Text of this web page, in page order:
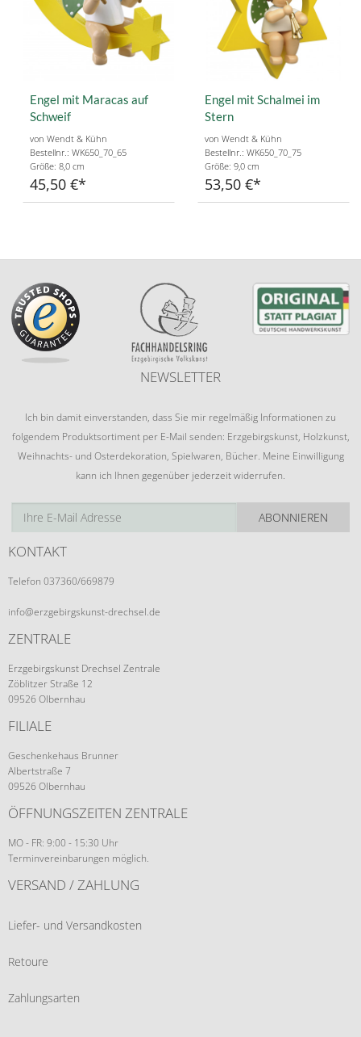
Engel mit Maracas auf
Schweif
von Wendt & Kühn
Bestellnr.: WK650_70_65
Größe: 8,0 cm
45,50 €
Engel mit Schalmei im
Stern
von Wendt & Kühn
Bestellnr.: WK650_70_75
Größe: 9,0 cm
53,50 €
NEWSLETTER
Ich bin damit einverstanden, dass Sie mir regelmäßig Informationen zu
folgendem Produktsortiment per E-Mail senden: Erzgebirgskunst, Holzkunst,
Weihnachts- und Osterdekoration, Spielwaren, Bücher. Meine Einwilligung
kann ich Ihnen gegenüber jederzeit widerrufen.
ABONNIEREN
KONTAKT
Telefon 037360/669879
info@erzgebirgskunst-drechsel.de
ZENTRALE
Erzgebirgskunst Drechsel Zentrale
Zöblitzer Straße 12
09526 Olbernhau
FILIALE
Geschenkehaus Brunner
Albertstraße 7
09526 Olbernhau
ÖFFNUNGSZEITEN ZENTRALE
MO - FR: 9:00 - 15:30 Uhr
Terminvereinbarungen möglich.
VERSAND / ZAHLUNG
Liefer- und Versandkosten
Retoure
Zahlungsarten